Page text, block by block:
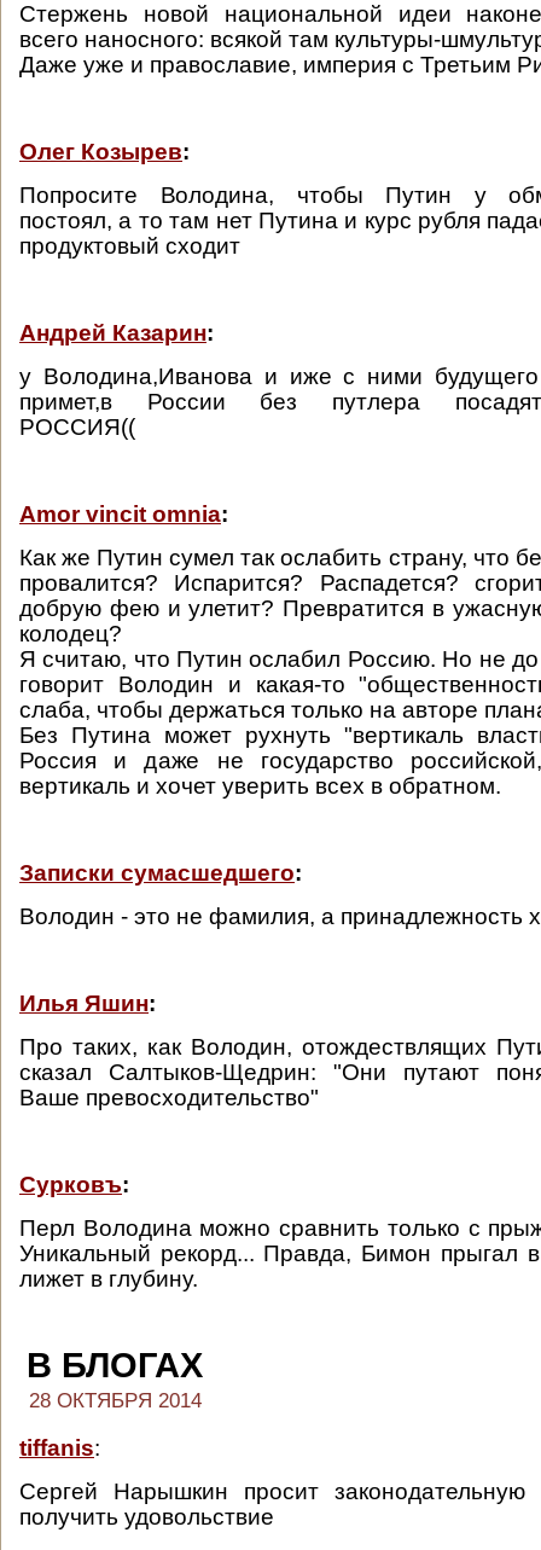
Стержень новой национальной идеи
всего наносного: всякой там культуры-
Даже уже и православие, империя с Третьим
Олег Козырев:
Попросите Володина, чтобы Путин у
постоял, а то там нет Путина и курс рубля
продуктовый сходит
Андрей Казарин:
у Володина,Иванова и иже с ними будущего
примет,в России без путлера посадят-
РОССИЯ((
Amor vincit omnia:
Как же Путин сумел так ослабить страну, что
провалится? Испарится? Распадется?
добрую фею и улетит? Превратится в
колодец?
Я считаю, что Путин ослабил Россию. Но не до
говорит Володин и какая-то
слаба, чтобы держаться только на авторе
Без Путина может рухнуть "вертикаль
Россия и даже не государство
вертикаль и хочет уверить всех в обратном.
Записки сумасшедшего:
Володин - это не фамилия, а принадлежность
Илья Яшин:
Про таких, как Володин, отождествлящих
сказал Салтыков-Щедрин: "Они путают
Ваше превосходительство"
Сурковъ:
Перл Володина можно сравнить только с
Уникальный рекорд... Правда, Бимон прыгал
лижет в глубину.
В БЛОГАХ
28 ОКТЯБРЯ 2014
tiffanis:
Сергей Нарышкин просит законодательную
получить удовольствие